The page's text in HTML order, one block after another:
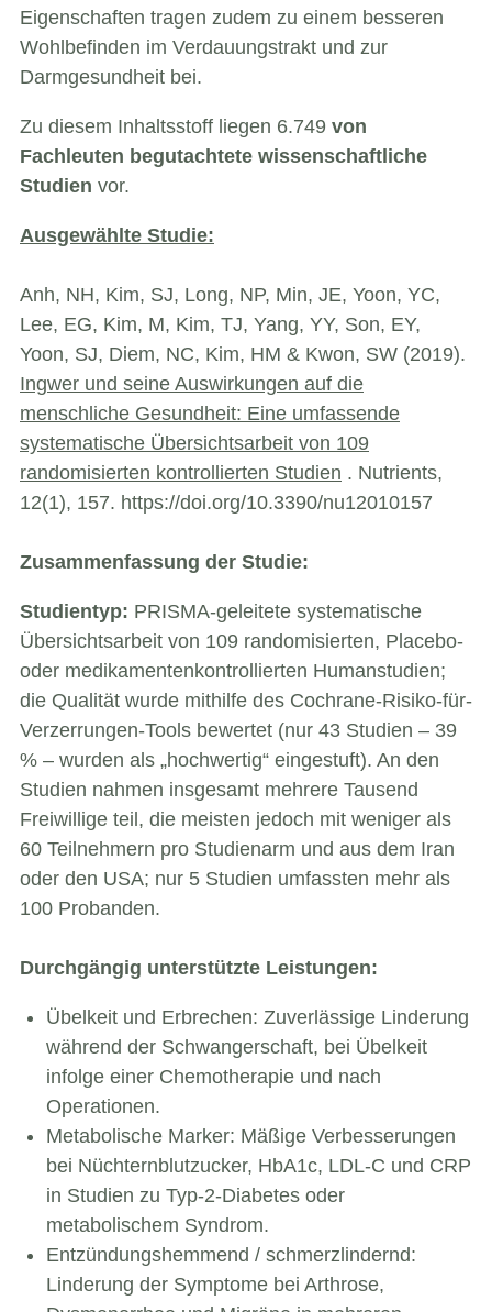
Eigenschaften tragen zudem zu einem besseren
Wohlbefinden im Verdauungstrakt und zur
Darmgesundheit bei.
Zu diesem Inhaltsstoff liegen 6.749 von
Fachleuten begutachtete wissenschaftliche
Studien vor.
Ausgewählte Studie:
Anh, NH, Kim, SJ, Long, NP, Min, JE, Yoon, YC,
Lee, EG, Kim, M, Kim, TJ, Yang, YY, Son, EY,
Yoon, SJ, Diem, NC, Kim, HM & Kwon, SW (2019).
Ingwer und seine Auswirkungen auf die
menschliche Gesundheit: Eine umfassende
systematische Übersichtsarbeit von 109
randomisierten kontrollierten Studien . Nutrients,
12(1), 157. https://doi.org/10.3390/nu12010157
Zusammenfassung der Studie:
Studientyp: PRISMA-geleitete systematische
Übersichtsarbeit von 109 randomisierten, Placebo-
oder medikamentenkontrollierten Humanstudien;
die Qualität wurde mithilfe des Cochrane-Risiko-für-
Verzerrungen-Tools bewertet (nur 43 Studien – 39
% – wurden als „hochwertig“ eingestuft). An den
Studien nahmen insgesamt mehrere Tausend
Freiwillige teil, die meisten jedoch mit weniger als
60 Teilnehmern pro Studienarm und aus dem Iran
oder den USA; nur 5 Studien umfassten mehr als
100 Probanden.
Durchgängig unterstützte Leistungen:
Übelkeit und Erbrechen: Zuverlässige Linderung
während der Schwangerschaft, bei Übelkeit
infolge einer Chemotherapie und nach
Operationen.
Metabolische Marker: Mäßige Verbesserungen
bei Nüchternblutzucker, HbA1c, LDL-C und CRP
in Studien zu Typ-2-Diabetes oder
metabolischem Syndrom.
Entzündungshemmend / schmerzlindernd:
Linderung der Symptome bei Arthrose,